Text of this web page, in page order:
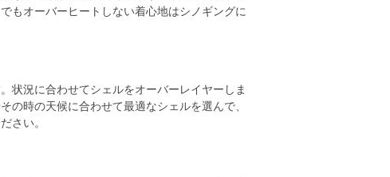
もオーバーヒートしない着心地はシノギングに
状況に合わせてシェルをオーバーレイヤーしま
の時の天候に合わせて最適なシェルを選んで、
さい。